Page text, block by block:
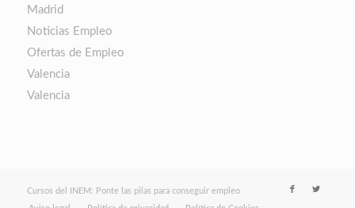
Madrid
Noticias Empleo
Ofertas de Empleo
Valencia
Valencia
Cursos del INEM: Ponte las pilas para conseguir empleo